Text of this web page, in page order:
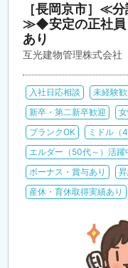
［長岡京市］≪
≫◆安定の正社
あり
互光建物管理株式会
入社日応相談 未経験
新卒・第二新卒歓迎
ブランクOK
ミドル（
エルダー（50代～）活躍
ボーナス・賞与あり
産休・育休取得実績あり